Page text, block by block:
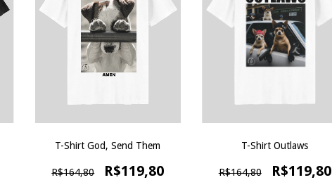
T-Shirt God, Send Them
R$164,80 R$119,80
T-Shirt Outlaws
R$164,80 R$119,80